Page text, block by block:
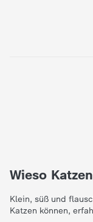
dWieso
Klein, süß und
Katzen können,